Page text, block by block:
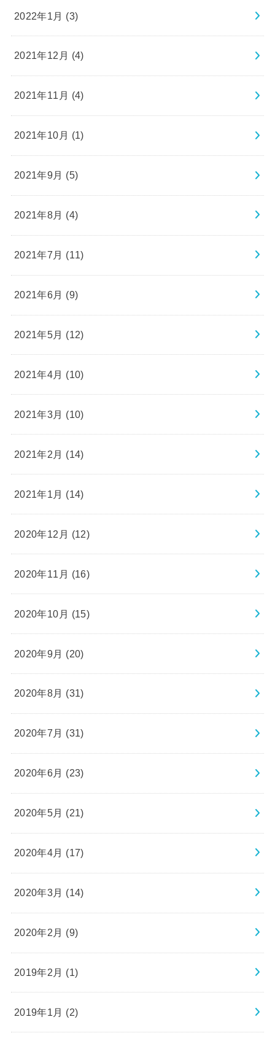
2022年1月 (3)
2021年12月 (4)
2021年11月 (4)
2021年10月 (1)
2021年9月 (5)
2021年8月 (4)
2021年7月 (11)
2021年6月 (9)
2021年5月 (12)
2021年4月 (10)
2021年3月 (10)
2021年2月 (14)
2021年1月 (14)
2020年12月 (12)
2020年11月 (16)
2020年10月 (15)
2020年9月 (20)
2020年8月 (31)
2020年7月 (31)
2020年6月 (23)
2020年5月 (21)
2020年4月 (17)
2020年3月 (14)
2020年2月 (9)
2019年2月 (1)
2019年1月 (2)